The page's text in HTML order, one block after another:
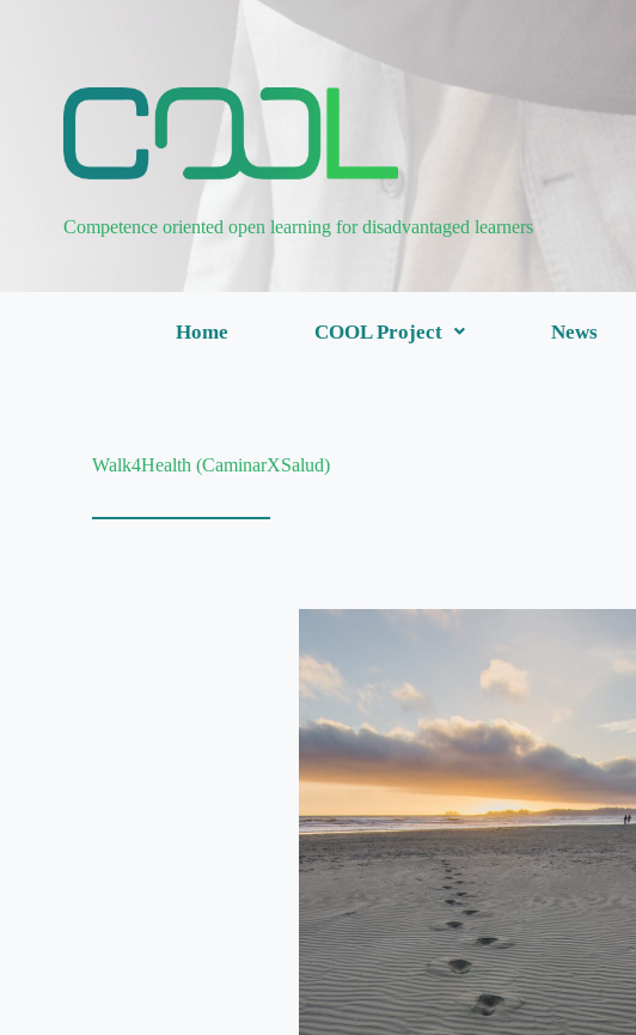
Competence oriented open learning for disadvantaged learners
Home COOL Project News
Walk4Health (CaminarXSalud)